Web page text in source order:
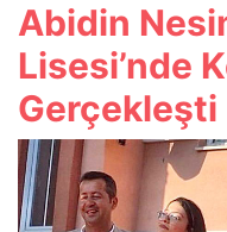
Abidin
Lisesi’nde
Gerçekleşti